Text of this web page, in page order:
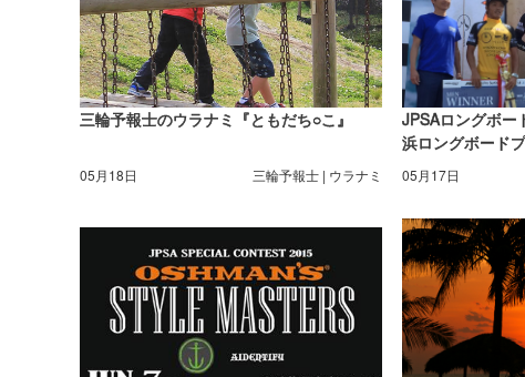
三輪予報士のウラナミ『ともだち○こ』
05月18日 三輪予報士 | ウラナミ
JPSAロングボー
浜ロングボード
05月17日